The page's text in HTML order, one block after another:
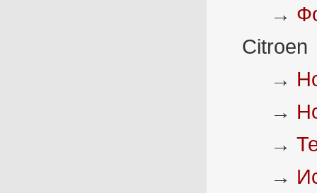
→
Citroen
→
→
→
→